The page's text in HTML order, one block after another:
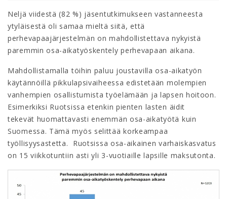
Neljä viidestä (82 %) jäsentutkimukseen vastanneesta
ytyläisestä oli samaa mieltä siitä, että
perhevapaajärjestelmän on mahdollistettava nykyistä
paremmin osa-aikatyöskentely perhevapaan aikana.
Mahdollistamalla töihin paluu joustavilla osa-aikatyön
käytännöillä pikkulapsivaiheessa edistetään molempien
vanhempien osallistumista työelämään ja lapsen hoitoon.
Esimerkiksi Ruotsissa etenkin pienten lasten äidit
tekevät huomattavasti enemmän osa-aikatyötä kuin
Suomessa. Tämä myös selittää korkeampaa
työllisyysastetta. Ruotsissa osa-aikainen varhaiskasvatus
on 15 viikkotuntiin asti yli 3-vuotiaille lapsille maksutonta.